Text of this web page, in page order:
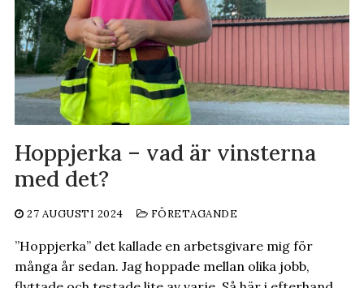
Hoppjerka – vad är vinsterna
med det?
27 AUGUSTI 2024 FÖRETAGANDE
”Hoppjerka” det kallade en arbetsgivare mig för
många år sedan. Jag hoppade mellan olika jobb,